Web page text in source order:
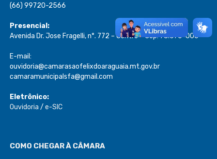
(66) 99720-2566
Presencial:
Avenida Dr. Jose Fragelli, n°. 772 – Centro – Cep: 78.670-000
E-mail:
ouvidoria@camarasaofelixdoaraguaia.mt.gov.br
camaramunicipalsfa@gmail.com
Eletrônico:
Ouvidoria / e-SIC
COMO CHEGAR À CÂMARA